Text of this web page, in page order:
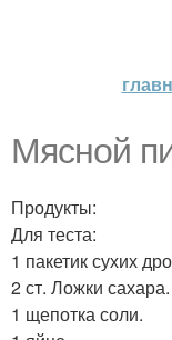
Мясной
Продукты:
Для теста:
1 пакетик сухих
2 ст. Ложки сахара.
1 щепотка соли.